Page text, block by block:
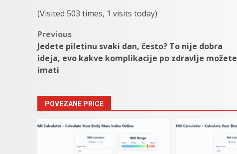
(Visited 503 times, 1 visits today)
Post
navigation
Previous
Jedete piletinu svaki dan, često? To nije dobra
ideja, evo kakve komplikacije po zdravlje možete
imati
POVEZANE PRICE